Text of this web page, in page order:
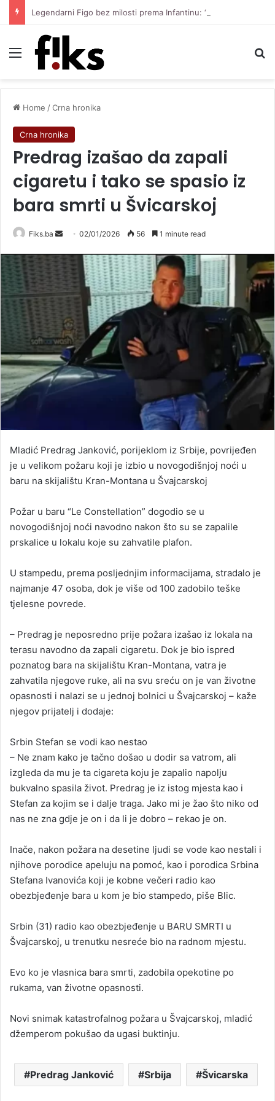
Menu
Home /Crna hronika
Crna hronika
Predrag izašao da zapali
cigaretu i tako se spasio iz
bara smrti u Švicarskoj
Fiks.ba
Send
email
02/01/2026 56 1 minute read
Mladić Predrag Janković, porijeklom iz Srbije, povrijeđen
je u velikom požaru koji je izbio u novogodišnjoj noći u
baru na skijalištu Kran-Montana u Švajcarskoj
Požar u baru “Le Constellation” dogodio se u
novogodišnjoj noći navodno nakon što su se zapalile
prskalice u lokalu koje su zahvatile plafon.
U stampedu, prema posljednjim informacijama, stradalo je
najmanje 47 osoba, dok je više od 100 zadobilo teške
tjelesne povrede.
– Predrag je neposredno prije požara izašao iz lokala na
terasu navodno da zapali cigaretu. Dok je bio ispred
poznatog bara na skijalištu Kran-Montana, vatra je
zahvatila njegove ruke, ali na svu sreću on je van životne
opasnosti i nalazi se u jednoj bolnici u Švajcarskoj – kaže
njegov prijatelj i dodaje:
Srbin Stefan se vodi kao nestao
– Ne znam kako je tačno došao u dodir sa vatrom, ali
izgleda da mu je ta cigareta koju je zapalio napolju
bukvalno spasila život. Predrag je iz istog mjesta kao i
Stefan za kojim se i dalje traga. Jako mi je žao što niko od
nas ne zna gdje je on i da li je dobro – rekao je on.
Inače, nakon požara na desetine ljudi se vode kao nestali i
njihove porodice apeluju na pomoć, kao i porodica Srbina
Stefana Ivanovića koji je kobne večeri radio kao
obezbjeđenje bara u kom je bio stampedo, piše Blic.
Srbin (31) radio kao obezbjeđenje u BARU SMRTI u
Švajcarskoj, u trenutku nesreće bio na radnom mjestu.
Evo ko je vlasnica bara smrti, zadobila opekotine po
rukama, van životne opasnosti.
Novi snimak katastrofalnog požara u Švajcarskoj, mladić
džemperom pokušao da ugasi buktinju.
Predrag Janković Srbija Švicarska